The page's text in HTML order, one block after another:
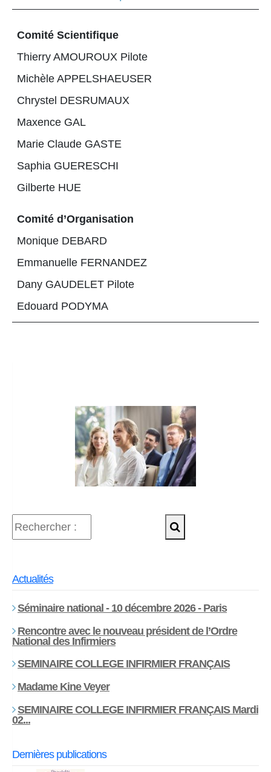
Comité Scientifique
Thierry AMOUROUX Pilote
Michèle APPELSHAEUSER
Chrystel DESRUMAUX
Maxence GAL
Marie Claude GASTE
Saphia GUERESCHI
Gilberte HUE
Comité d’Organisation
Monique DEBARD
Emmanuelle FERNANDEZ
Dany GAUDELET Pilote
Edouard PODYMA
Actualités
Séminaire national - 10 décembre 2026 - Paris
Rencontre avec le nouveau président de l’Ordre
National des Infirmiers
SEMINAIRE COLLEGE INFIRMIER FRANÇAIS
Madame Kine Veyer
SEMINAIRE COLLEGE INFIRMIER FRANÇAIS Mardi
02...
Dernières publications